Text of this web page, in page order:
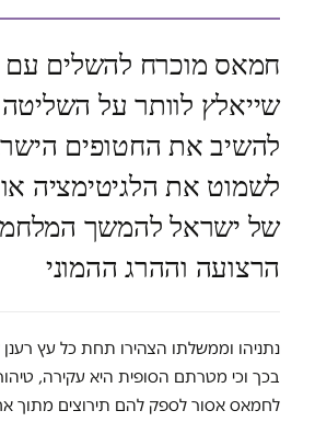
חמאס מוכרח להשלים עם
שייאלץ לוותר על
להשיב את החטופים
לשמוט את הלגיטימציה
של ישראל להמשך
הרצועה וההרג ההמוני
נתניהו וממשלתו הצהירו תחת כל עץ
בכך וכי מטרתם הסופית היא עקירה,
לחמאס אסור לספק להם תירוצים מתוך